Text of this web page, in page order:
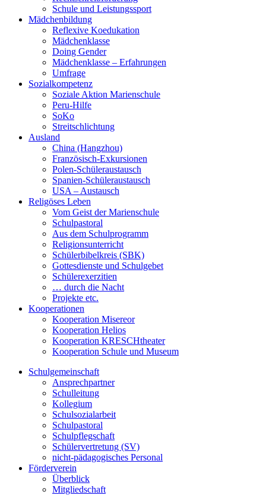
Schule und Leistungssport
Mädchenbildung
Reflexive Koedukation
Mädchenklasse
Doing Gender
Mädchenklasse – Erfahrungen
Umfrage
Sozialkompetenz
Soziale Aktion Marienschule
Peru-Hilfe
SoKo
Streitschlichtung
Ausland
China (Hangzhou)
Französisch-Exkursionen
Polen-Schüleraustausch
Spanien-Schüleraustausch
USA – Austausch
Religöses Leben
Vom Geist der Marienschule
Schulpastoral
Aus dem Schulprogramm
Religionsunterricht
Schülerbibelkreis (SBK)
Gottesdienste und Schulgebet
Schülerexerzitien
… durch die Nacht
Projekte etc.
Kooperationen
Kooperation Misereor
Kooperation Helios
Kooperation KRESCHtheater
Kooperation Schule und Museum
Schulgemeinschaft
Ansprechpartner
Schulleitung
Kollegium
Schulsozialarbeit
Schulpastoral
Schulpflegschaft
Schülervertretung (SV)
nicht-pädagogisches Personal
Förderverein
Überblick
Mitgliedschaft